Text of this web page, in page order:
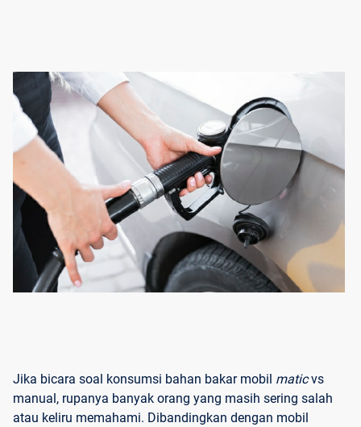
Jika bicara soal konsumsi bahan bakar mobil maticvs
manual, rupanya banyak orang yang masih sering salah
atau keliru memahami. Dibandingkan dengan mobil